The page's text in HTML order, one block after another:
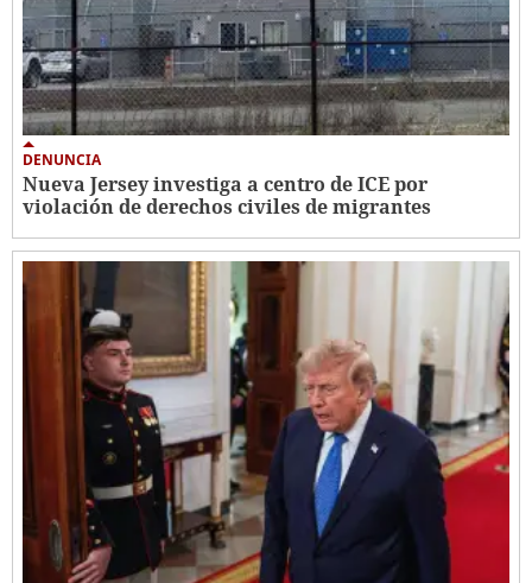
DENUNCIA
Nueva Jersey investiga a centro de ICE por
violación de derechos civiles de migrantes